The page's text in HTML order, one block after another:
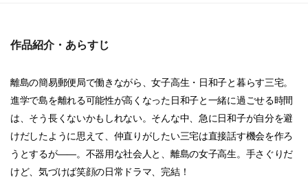
作品紹介・あらすじ
離島の簡易郵便局で働きながら、女子高生・日和子と暮らす三宅。
進学で島を離れる可能性が高くなった日和子と一緒に過ごせる時間
は、そう長くないかもしれない。そんな中、急に日和子が自分を避
けだしたように思えて、仲直りがしたい三宅は直接話す機会を作ろ
うとするが――。不器用な社会人と、離島の女子高生。手さぐりだ
けど、気づけば笑顔の日常ドラマ、完結！